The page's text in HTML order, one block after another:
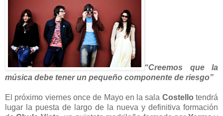
“Creemos que la
música debe tener un pequeño componente de riesgo”
El próximo viernes once de Mayo en la sala Costello tendrá
lugar la puesta de largo de la nueva y definitiva formación